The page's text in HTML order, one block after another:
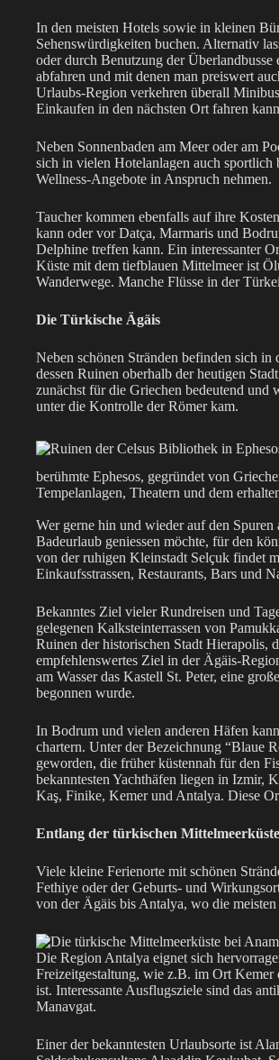
In den meisten Hotels sowie in kleinen
Sehenswürdigkeiten buchen. Alternativ
oder durch Benutzung der
abfahren und mit denen man preiswert
Urlaubs-Region verkehren überall
Einkaufen in den nächsten Ort fahren
Neben Sonnenbaden am Meer oder am
sich in vielen Hotelanlagen auch sportlich
Wellness-Angebote in Anspruch nehmen.
Taucher kommen ebenfalls auf ihre
kann oder vor Datça, Marmaris und
Delphine treffen kann. Ein interessanter
Küste mit dem tiefblauen Mittelmeer ist
Wanderwege. Manche Flüsse in der
Die Türkische Ägäis
Neben schönen Stränden befinden sich in
dessen Ruinen oberhalb der heutigen
zunächst für die Griechen bedeutend und
unter die Kontrolle der Römer kam.
berühmte Ephesos, gegründet von
Tempelanlagen, Theatern und dem
Wer gerne hin und wieder auf den
Badeurlaub geniessen möchte, für den
von der ruhigen Kleinstadt Selçuk findet
Einkaufsstrassen, Restaurants, Bars und
Bekanntes Ziel vieler Rundreisen und
gelegenen Kalksteinterrassen von
Ruinen der historischen Stadt Hierapolis,
empfehlenswertes Ziel in der Ägäis-
am Wasser das Kastell St. Peter, eine
begonnen wurde.
In Bodrum und vielen anderen Häfen
chartern. Unter der Bezeichnung “Blaue
geworden, die früher küstennah für den
bekanntesten Yachthäfen liegen in Izmir,
Kaş, Finike, Kemer und Antalya. Diese
Entlang der türkischen Mittelmeerküste
Viele kleine Ferienorte mit schönen
Fethiye oder der Geburts- und
von der Ägäis bis Antalya, wo die
Die Region Antalya eignet sich
Freizeitgestaltung, wie z.B. im Ort Kemer
ist. Interessante Ausflugsziele sind das
Manavgat.
Einer der bekanntesten Urlaubsorte ist